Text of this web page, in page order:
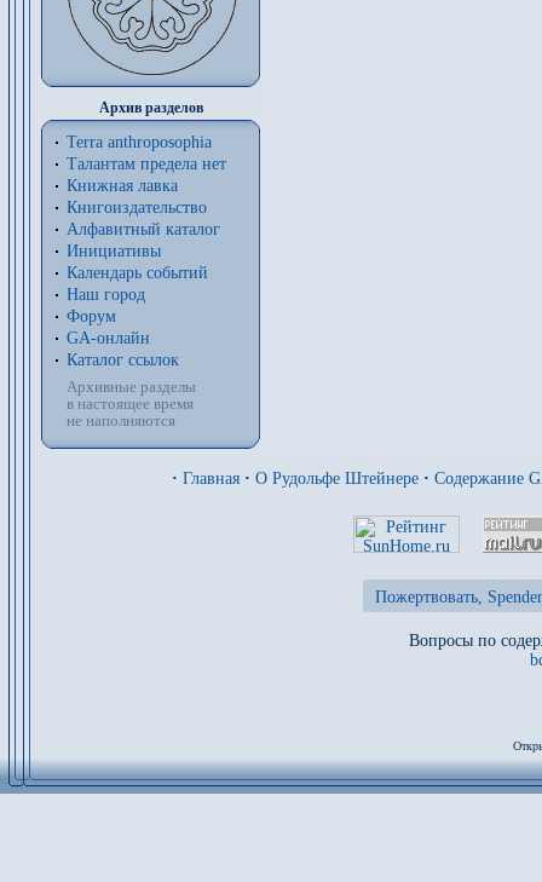
Архив разделов
Terra anthroposophia
Талантам предела нет
Книжная лавка
Книгоиздательство
Алфавитный каталог
Инициативы
Календарь событий
Наш город
Форум
GA-онлайн
Каталог ссылок
Архивные разделы
в настоящее время
не наполняются
· Главная · О Рудольфе Штейнере · Содержание
Пожертвовать,
Вопросы по